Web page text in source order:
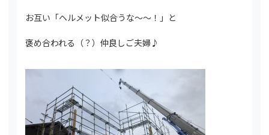
お互い「ヘルメット似合うな～～！」と
褒め合われる（？）仲良しご夫婦♪